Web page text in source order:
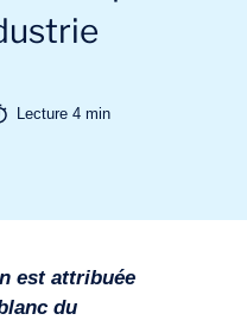
Lecture4 min
est attribuée
du